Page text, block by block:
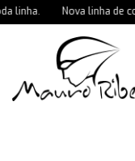
linha. Nova linha de